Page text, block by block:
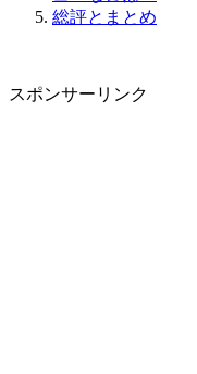
総評とまとめ
スポンサーリンク